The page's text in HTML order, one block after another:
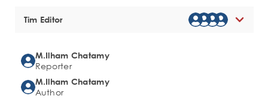
Tim Editor
M.Ilham Chatamy
Reporter
M.Ilham Chatamy
Author